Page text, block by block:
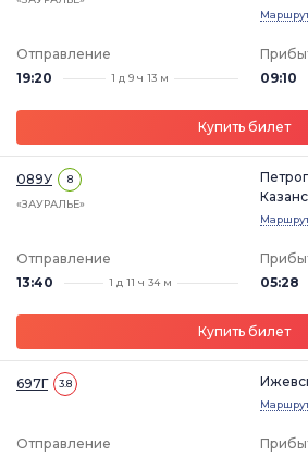
Отправление
19:20
1 д 9 ч 13 м
09:10
Купить билет
089У 8
«ЗАУРАЛЬЕ»
Отправление
13:40
1 д 11 ч 34 м
05:28
Купить билет
697Г 3.8
Отправление